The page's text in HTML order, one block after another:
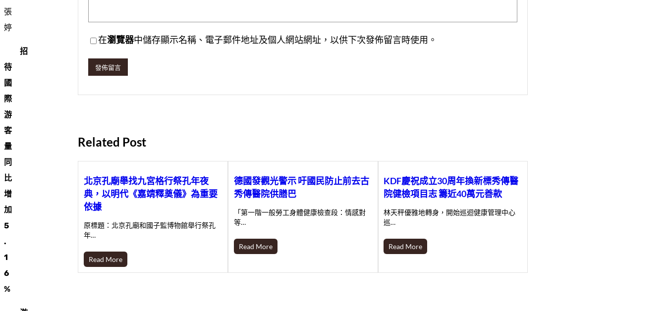
張
婷
招
待
國
際
游
客
量
同
比
增
加
5
.
1
6
%
在瀏覽器中儲存顯示名稱、電子郵件地址及個人網站網址，以供下次發佈留言時使用。
Related Post
北京孔廟舉找九宮格行祭孔年夜
典，以明代《嘉靖釋奠儀》為重要
依據
原標題：北京孔廟和國子監博物館舉行祭孔
年…
Read More
德國發觀光警示 吁國民防止前去古
秀傳醫院供膳巴
「第一階一般勞工身體健康檢查段：情感對
等…
Read More
KDF慶祝成立30周年換新標秀傳醫
院健檢項目志 籌近40萬元善款
林天秤優雅地轉身，開始巡迴健康管理中心
巡…
Read More